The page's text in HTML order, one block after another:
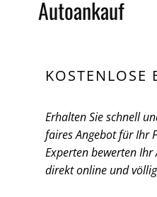
Autoankauf
KOSTENLOSE
Erhalten Sie schnell
faires Angebot für Ihr
Experten bewerten
direkt online und